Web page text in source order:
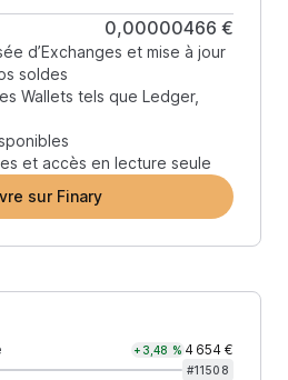
0,00000466 €
d’Exchanges et mise à jour
soldes
Wallets tels que Ledger,
et accès en lecture seule
sur Finary
+3,48 % 4 654 €
#11508